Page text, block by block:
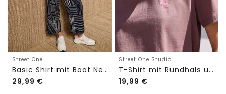
Street One
Basic Shirt mit Boat Neck und Elastikbund
29,99 €
Street One Studio
T-Shirt mit Rundhals und Embroidery-Detail
19,99 €